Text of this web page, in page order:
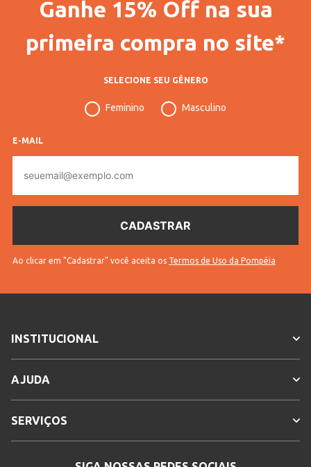
Código Completo 10100107013401
Confecção Convencional
Adulto
3/4
Cores
Ganhe 15% Off na sua
primeira compra no site*
SELECIONE SEU GÊNERO
Feminino Masculino
E-MAIL
mail
Ao clicar em "Cadastrar" você aceita os Termos de Uso da Pompéia
INSTITUCIONAL
AJUDA
SERVIÇOS